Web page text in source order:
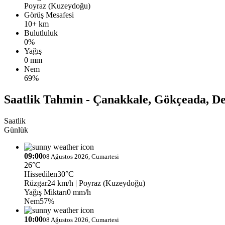
Poyraz (Kuzeydoğu)
Görüş Mesafesi
10+ km
Bulutluluk
0%
Yağış
0 mm
Nem
69%
Saatlik Tahmin - Çanakkale, Gökçeada,
Saatlik
Günlük
09:0008 Ağustos 2026, Cumartesi
26°C
Hissedilen30°C
Rüzgar24 km/h | Poyraz (Kuzeydoğu)
Yağış Miktarı0 mm/h
Nem57%
10:0008 Ağustos 2026, Cumartesi